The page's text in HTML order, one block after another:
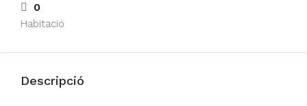
0
Habitació
Descripció